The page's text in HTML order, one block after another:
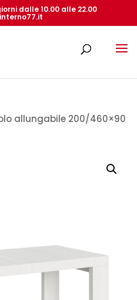
dalle 10.00 alle 22.00
allungabile 200/460×90